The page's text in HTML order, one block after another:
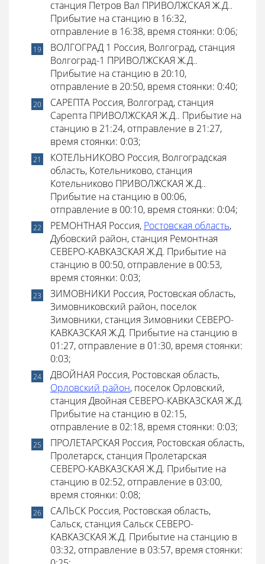
станция Петров Вал ПРИВОЛЖСКАЯ Ж.Д..
Прибытие на станцию в 16:32,
отправление в 16:38, время стоянки: 0:06;
ВОЛГОГРАД 1 Россия, Волгоград, станция
Волгоград-1 ПРИВОЛЖСКАЯ Ж.Д..
Прибытие на станцию в 20:10,
отправление в 20:50, время стоянки: 0:40;
САРЕПТА Россия, Волгоград, станция
Сарепта ПРИВОЛЖСКАЯ Ж.Д.. Прибытие на
станцию в 21:24, отправление в 21:27,
время стоянки: 0:03;
КОТЕЛЬНИКОВО Россия, Волгоградская
область, Котельниково, станция
Котельниково ПРИВОЛЖСКАЯ Ж.Д..
Прибытие на станцию в 00:06,
отправление в 00:10, время стоянки: 0:04;
РЕМОНТНАЯ Россия, Ростовская область,
Дубовский район, станция Ремонтная
СЕВЕРО-КАВКАЗСКАЯ Ж.Д. Прибытие на
станцию в 00:50, отправление в 00:53,
время стоянки: 0:03;
ЗИМОВНИКИ Россия, Ростовская область,
Зимовниковский район, поселок
Зимовники, станция Зимовники СЕВЕРО-
КАВКАЗСКАЯ Ж.Д. Прибытие на станцию в
01:27, отправление в 01:30, время стоянки:
0:03;
ДВОЙНАЯ Россия, Ростовская область,
Орловский район, поселок Орловский,
станция Двойная СЕВЕРО-КАВКАЗСКАЯ Ж.Д.
Прибытие на станцию в 02:15,
отправление в 02:18, время стоянки: 0:03;
ПРОЛЕТАРСКАЯ Россия, Ростовская область,
Пролетарск, станция Пролетарская
СЕВЕРО-КАВКАЗСКАЯ Ж.Д. Прибытие на
станцию в 02:52, отправление в 03:00,
время стоянки: 0:08;
САЛЬСК Россия, Ростовская область,
Сальск, станция Сальск СЕВЕРО-
КАВКАЗСКАЯ Ж.Д. Прибытие на станцию в
03:32, отправление в 03:57, время стоянки: